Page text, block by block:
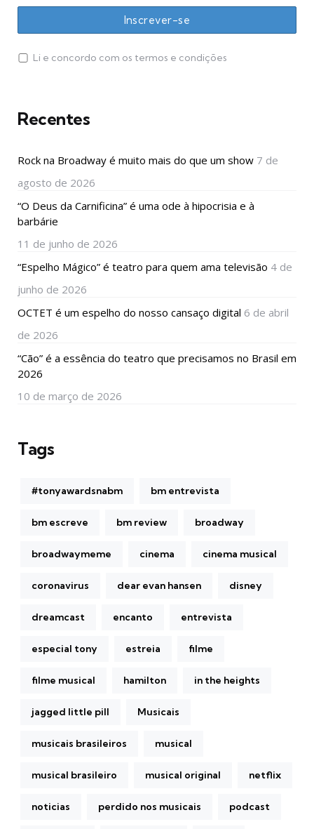
Li e concordo com os termos e condições
Recentes
Rock na Broadway é muito mais do que um show 7 de
agosto de 2026
“O Deus da Carnificina” é uma ode à hipocrisia e à
barbárie
11 de junho de 2026
“Espelho Mágico” é teatro para quem ama televisão 4 de
junho de 2026
OCTET é um espelho do nosso cansaço digital 6 de abril
de 2026
“Cão” é a essência do teatro que precisamos no Brasil em
2026
10 de março de 2026
Tags
#tonyawardsnabm bm entrevista
bm escreve bm review broadway
broadwaymeme cinema cinema musical
coronavirus dear evan hansen disney
dreamcast encanto entrevista
especial tony estreia filme
filme musical hamilton in the heights
jagged little pill Musicais
musicais brasileiros musical
musical brasileiro musical original netflix
noticias perdido nos musicais podcast